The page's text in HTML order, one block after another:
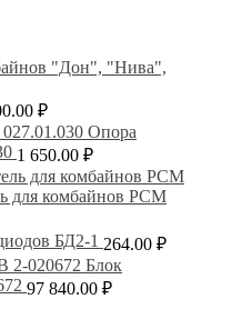
₽
Опора
1 650.00 ₽
для комбайнов РСМ
БД2-1 264.00 ₽
Блок
97 840.00 ₽